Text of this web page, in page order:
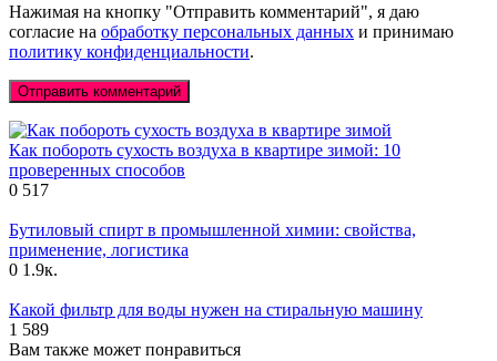
Нажимая на кнопку "Отправить комментарий", я даю
согласие на обработку персональных данных и принимаю
политику конфиденциальности.
Как побороть сухость воздуха в квартире зимой: 10
проверенных способов
0 517
Бутиловый спирт в промышленной химии: свойства,
применение, логистика
0 1.9к.
Какой фильтр для воды нужен на стиральную машину
1 589
Вам также может понравиться